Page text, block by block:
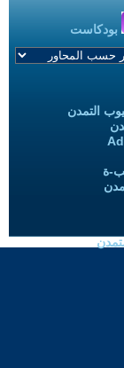
بودكاست
التمدن
ة